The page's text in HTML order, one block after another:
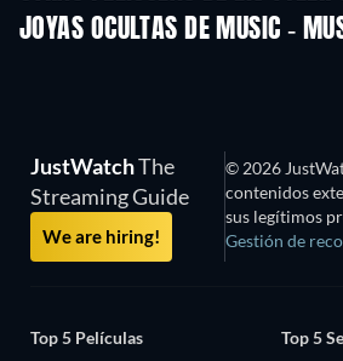
JOYAS OCULTAS DE MUSIC -
JustWatchThe
Streaming Guide
We are hiring!
© 2026
contenidos
sus legítimos
Gestión de
Top 5 Películas
Top 5